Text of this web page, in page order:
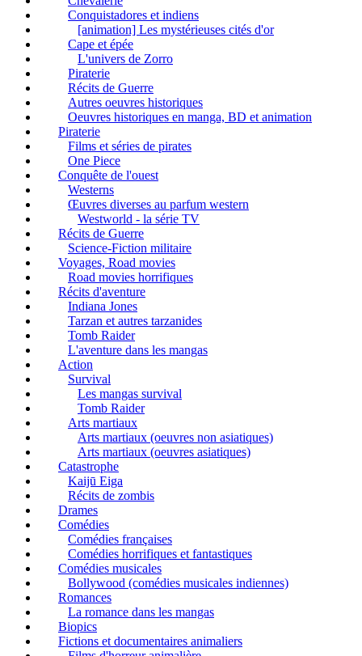
Conquistadores et indiens
[animation] Les mystérieuses cités d'or
Cape et épée
L'univers de Zorro
Piraterie
Récits de Guerre
Autres oeuvres historiques
Oeuvres historiques en manga, BD et animation
Piraterie
Films et séries de pirates
One Piece
Conquête de l'ouest
Westerns
Œuvres diverses au parfum western
Westworld - la série TV
Récits de Guerre
Science-Fiction militaire
Voyages, Road movies
Road movies horrifiques
Récits d'aventure
Indiana Jones
Tarzan et autres tarzanides
Tomb Raider
L'aventure dans les mangas
Action
Survival
Les mangas survival
Tomb Raider
Arts martiaux
Arts martiaux (oeuvres non asiatiques)
Arts martiaux (oeuvres asiatiques)
Catastrophe
Kaijū Eiga
Récits de zombis
Drames
Comédies
Comédies françaises
Comédies horrifiques et fantastiques
Comédies musicales
Bollywood (comédies musicales indiennes)
Romances
La romance dans les mangas
Biopics
Fictions et documentaires animaliers